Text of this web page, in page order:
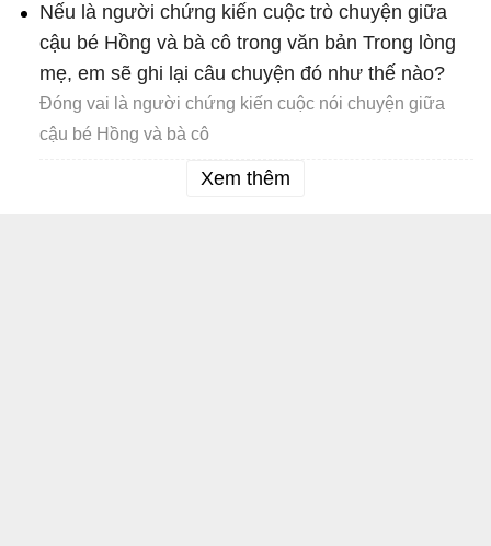
Nếu là người chứng kiến cuộc trò chuyện giữa
cậu bé Hồng và bà cô trong văn bản Trong lòng
mẹ, em sẽ ghi lại câu chuyện đó như thế nào?
Đóng vai là người chứng kiến cuộc nói chuyện giữa
cậu bé Hồng và bà cô
Xem thêm